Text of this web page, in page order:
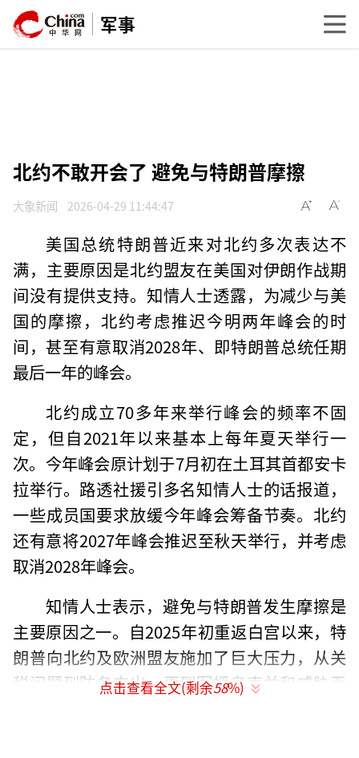
军事
北约不敢开会了 避免与特朗普摩擦
大象新闻 2026-04-29 11:44:47
美国总统特朗普近来对北约多次表达不
满，主要原因是北约盟友在美国对伊朗作战期
间没有提供支持。知情人士透露，为减少与美
国的摩擦，北约考虑推迟今明两年峰会的时
间，甚至有意取消2028年、即特朗普总统任期
最后一年的峰会。
北约成立70多年来举行峰会的频率不固
定，但自2021年以来基本上每年夏天举行一
次。今年峰会原计划于7月初在土耳其首都安卡
拉举行。路透社援引多名知情人士的话报道，
一些成员国要求放缓今年峰会筹备节奏。北约
还有意将2027年峰会推迟至秋天举行，并考虑
取消2028年峰会。
知情人士表示，避免与特朗普发生摩擦是
主要原因之一。自2025年初重返白宫以来，特
朗普向北约及欧洲盟友施加了巨大压力，从关
税问题到防务支出，再到军援乌克兰和威胁吞
点击查看全文(剩余58%)